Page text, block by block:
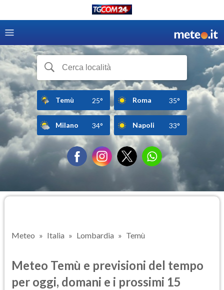
Temù 25° Roma 35°
Milano 34° Napoli 33°
Meteo Italia Lombardia Temù
Meteo Temù e previsioni del tempo
per oggi, domani e i prossimi 15